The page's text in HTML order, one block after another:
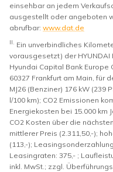
einsehbar an jedem
ausgestellt oder angeboten
abrufbar: www.dat.de
II. Ein unverbindliches
vorausgesetzt) der
Hyundai Capital Bank Europe
60327 Frankfurt am Main, für
MJ26 (Benziner) 176 kW (239
l/100 km); CO2 Emissionen
Energiekosten bei 15.000 km
CO2 Kosten über die
mittlerer Preis (2.311,50,-);
(113,-);
Leasingraten: 375,- ;
inkl. MwSt.; zzgl.